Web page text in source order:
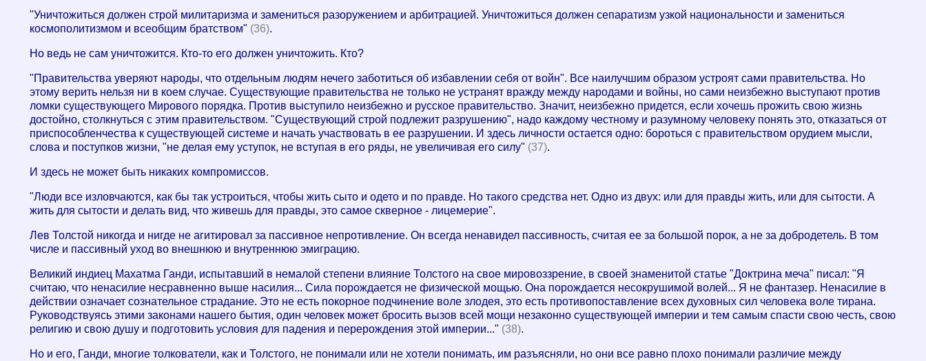
"Уничтожиться должен строй милитаризма и замениться разоружением и арбитрацией. Уничтожиться должен сепаратизм узкой национальности и замениться
космополитизмом и всеобщим братством" (36).
Но ведь не сам уничтожится. Кто-то его должен уничтожить. Кто?
"Правительства уверяют народы, что отдельным людям нечего заботиться об избавлении себя от войн". Все наилучшим образом устроят сами правительства. Но
этому верить нельзя ни в коем случае. Существующие правительства не только не устранят вражду между народами и войны, но сами неизбежно выступают против
ломки существующего Мирового порядка. Против выступило неизбежно и русское правительство. Значит, неизбежно придется, если хочешь прожить свою жизнь
достойно, столкнуться с этим правительством. "Существующий строй подлежит разрушению", надо каждому честному и разумному человеку понять это, отказаться от
приспособленчества к существующей системе и начать участвовать в ее разрушении. И здесь личности остается одно: бороться с правительством орудием мысли,
слова и поступков жизни, "не делая ему уступок, не вступая в его ряды, не увеличивая его силу" (37).
И здесь не может быть никаких компромиссов.
"Люди все изловчаются, как бы так устроиться, чтобы жить сыто и одето и по правде. Но такого средства нет. Одно из двух: или для правды жить, или для сытости. А
жить для сытости и делать вид, что живешь для правды, это самое скверное - лицемерие".
Лев Толстой никогда и нигде не агитировал за пассивное непротивление. Он всегда ненавидел пассивность, считая ее за большой порок, а не за добродетель. В том
числе и пассивный уход во внешнюю и внутреннюю эмиграцию.
Великий индиец Махатма Ганди, испытавший в немалой степени влияние Толстого на свое мировоззрение, в своей знаменитой статье "Доктрина меча" писал: "Я
считаю, что ненасилие несравненно выше насилия... Сила порождается не физической мощью. Она порождается несокрушимой волей... Я не фантазер. Ненасилие в
действии означает сознательное страдание. Это не есть покорное подчинение воле злодея, это есть противопоставление всех духовных сил человека воле тирана.
Руководствуясь этими законами нашего бытия, один человек может бросить вызов всей мощи незаконно существующей империи и тем самым спасти свою честь, свою
религию и свою душу и подготовить условия для падения и перерождения этой империи..." (38).
Но и его, Ганди, многие толкователи, как и Толстого, не понимали или не хотели понимать, им разъясняли, но они все равно плохо понимали различие между